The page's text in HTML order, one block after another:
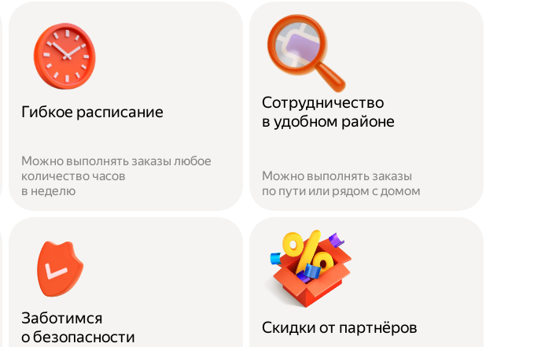
Гибкое расписание
Можно выполнять заказы любое
количество часов
в неделю
Сотрудничество
в удобном районе
Можно выполнять заказы
по пути или рядом с домом
Заботимся
о безопасности
Скидки от партнёров